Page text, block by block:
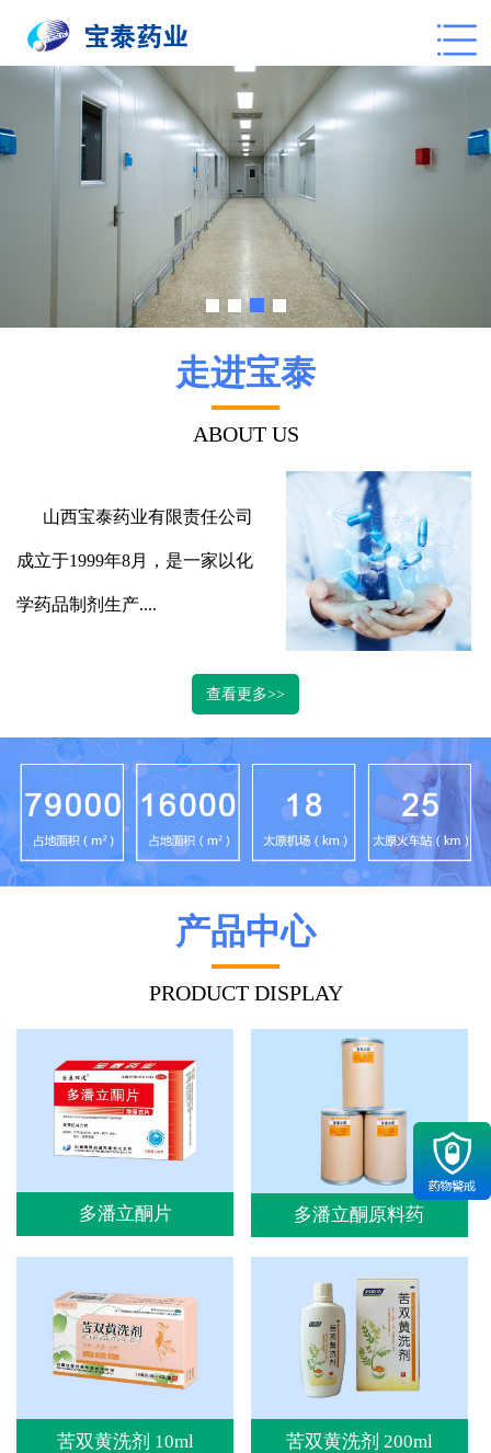
走进宝泰
ABOUT US
山西宝泰药业有限责任公司
成立于1999年8月，是一家以化
学药品制剂生产....
查看更多>>
产品中心
PRODUCT DISPLAY
多潘立酮片 多潘立酮原料药
苦双黄洗剂 10ml 苦双黄洗剂 200ml